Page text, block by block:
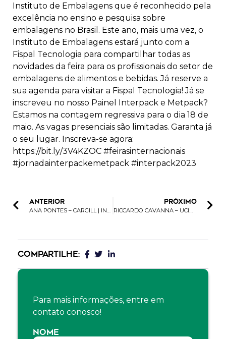
Instituto de Embalagens que é reconhecido pela
excelência no ensino e pesquisa sobre
embalagens no Brasil. Este ano, mais uma vez, o
Instituto de Embalagens estará junto com a
Fispal Tecnologia para compartilhar todas as
novidades da feira para os profissionais do setor de
embalagens de alimentos e bebidas. Já reserve a
sua agenda para visitar a Fispal Tecnologia! Já se
inscreveu no nosso Painel Interpack e Metpack?
Estamos na contagem regressiva para o dia 18 de
maio. As vagas presenciais são limitadas. Garanta já
o seu lugar. Inscreva-se agora:
https://bit.ly/3V4KZOC #feirasinternacionais
#jornadainterpackemetpack #interpack2023
ANTERIOR
ANA PONTES – CARGILL | INTERPACK
PRÓXIMO
RICCARDO CAVANNA – UCIMA | INTERPACK
COMPARTILHE:
Para mais informações, entre em
contato conosco!
NOME